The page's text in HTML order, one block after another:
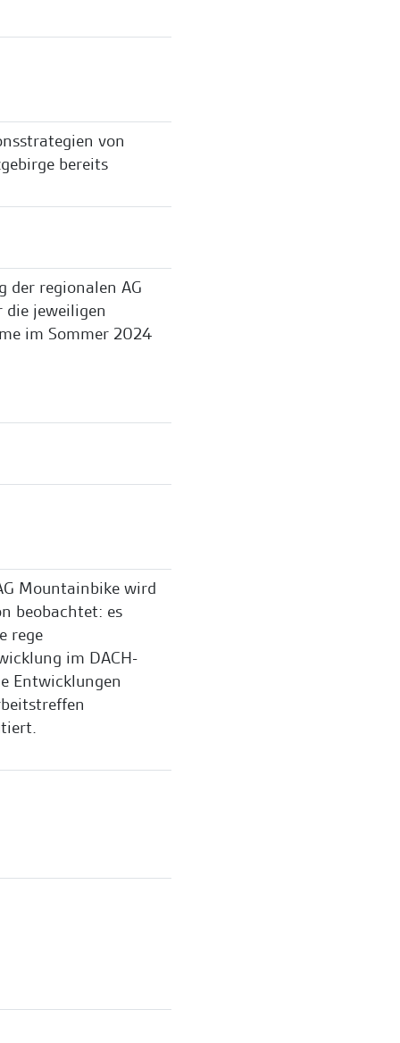
von
bereits
der regionalen AG
jeweiligen
im Sommer 2024
Mountainbike wird
beobachtet: es
rege
im DACH-
Entwicklungen